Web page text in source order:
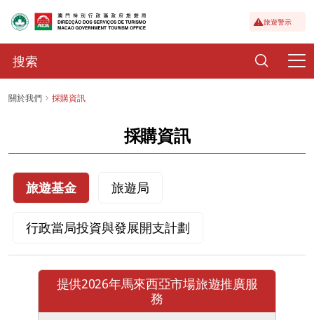
旅遊警示
關於我們 採購資訊
採購資訊
旅遊基金 旅遊局
行政當局投資與發展開支計劃
提供2026年馬來西亞市場旅遊推廣服
務